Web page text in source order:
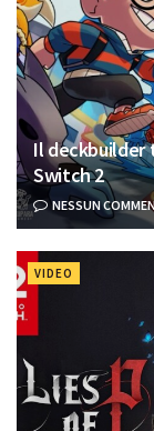
Il deckbuilder
Switch 2
NESSUN
VIDEO